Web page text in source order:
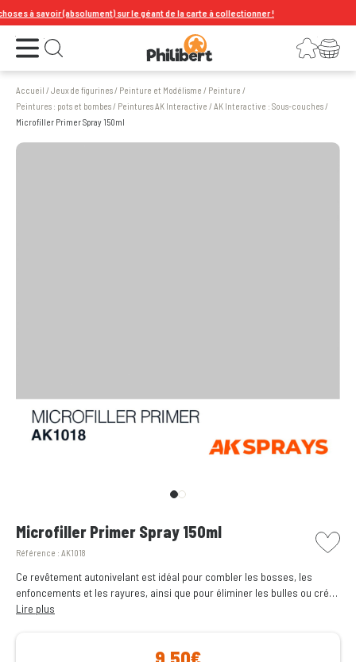
à savoir (absolument) sur le géant de la carte à collectionner !
Ouvrir le menu Ouvrir la recherche Connexion
Votre panier
Accueil /Jeux de figurines/ Peinture et Modélisme / Peinture /
Peintures : pots et bombes/ Peintures AK Interactive /AK Interactive : Sous-couches/
Microfiller Primer Spray 150ml
Microfiller Primer Spray 150ml
Référence : AK1018
picto
Ce revêtement autonivelant est idéal pour combler les bosses, les
enfoncements et les rayures, ainsi que pour éliminer les bulles ou créer
de la texture. 150ml.
Lire plus